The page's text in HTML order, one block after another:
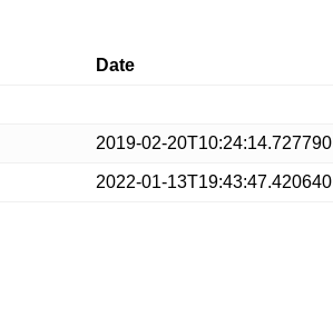
Date
2019-02-20T10:24:14.727790
2022-01-13T19:43:47.420640